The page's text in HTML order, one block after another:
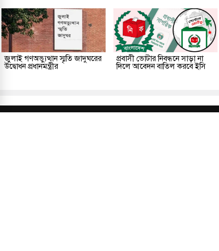
জুলাই গণঅভ্যুত্থান স্মৃতি জাদুঘরের
উদ্বোধন প্রধানমন্ত্রীর
প্রবাসী ভোটার নিবন্ধনে সাড়া না
দিলে আবেদন বাতিল করবে ইসি